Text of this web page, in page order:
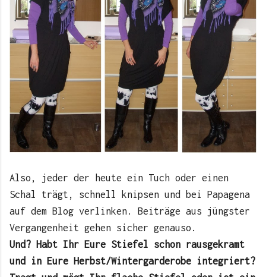
Also, jeder der heute ein Tuch oder einen
Schal trägt, schnell knipsen und bei Papagena
auf dem Blog verlinken. Beiträge aus jüngster
Vergangenheit gehen sicher genauso.
Und? Habt Ihr Eure Stiefel schon rausgekramt
und in Eure Herbst/Wintergarderobe integriert?